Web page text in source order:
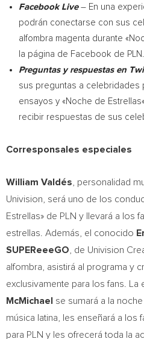
Facebook Live – En una
podrán conectarse con sus
alfombra magenta durante «
la página de Facebook de PLN.
Preguntas y respuestas en
sus preguntas a celebridades
ensayos y «Noche de Estrellas
recibir respuestas de sus
Corresponsales especiales
William Valdés , personalidad
Univision, será uno de los
Estrellas» de PLN y llevará a los
estrellas. Además, el conocido
SUPEReeeGO , de Univision
alfombra, asistirá al programa y
exclusivamente para los fans. La
McMichael
se sumará a la
música latina, les enseñará a los
para PLN y les ofrecerá toda la